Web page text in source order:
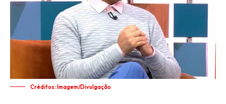
Créditos: Imagem/Divulgação